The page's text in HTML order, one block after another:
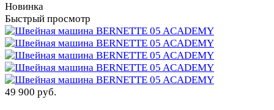
Новинка
Быстрый просмотр
49 900 руб.